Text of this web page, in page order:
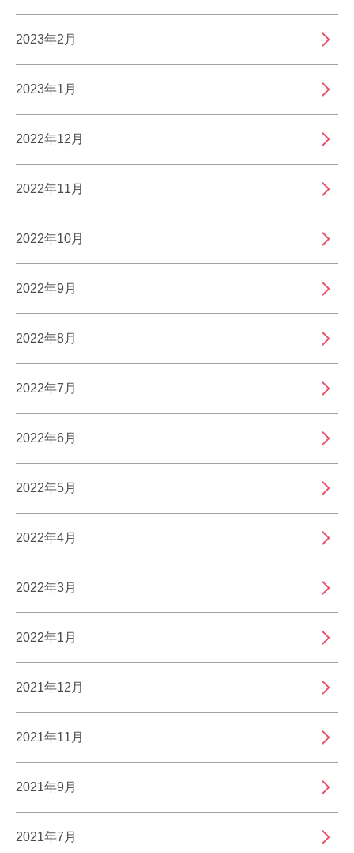
2023年2月
2023年1月
2022年12月
2022年11月
2022年10月
2022年9月
2022年8月
2022年7月
2022年6月
2022年5月
2022年4月
2022年3月
2022年1月
2021年12月
2021年11月
2021年9月
2021年7月